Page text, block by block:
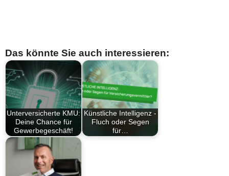
Das könnte Sie auch interessieren:
Unterversicherte KMU:
Deine Chance für
Gewerbegeschäft!
Künstliche Intelligenz -
Fluch oder Segen
für…